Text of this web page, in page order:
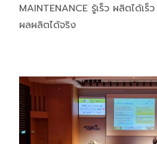
MAINTENANCE รู้เร็ว ผลิตได้เ
ผลผลิตได้จริง